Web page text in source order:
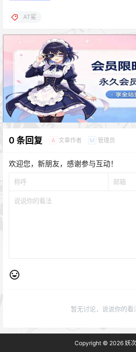
AT鲨
0 条回复 A 文章作者 M 管理员
欢迎您，新朋友，感谢参与互动！
暂无讨论，说说你的看
Copyright © 2026 妖